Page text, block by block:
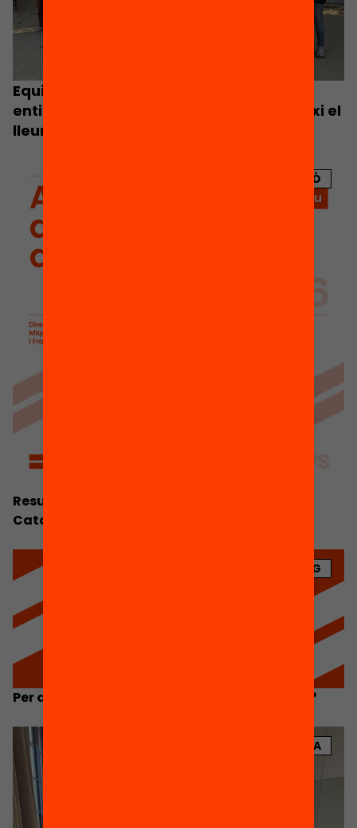
Equitat.org s’afegeix al clam de 5.000
entitats perquè la Generalitat garanteixi el
lleure d’estiu
PUBLICACIÓ
Resum Executiu. Anuari de l’Educació a
Catalunya 2026
BLOG
Per què l’educació no recupera els resultats?
NOTÍCIA